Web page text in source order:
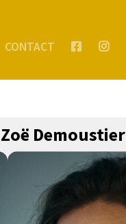
CONTACT
Zoë Demoustier